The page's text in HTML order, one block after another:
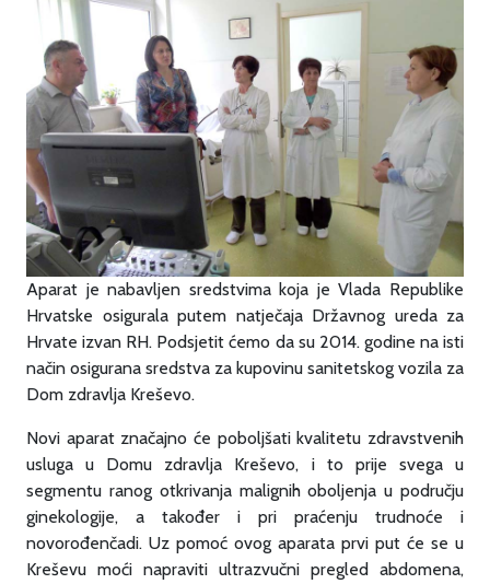
Aparat je nabavljen sredstvima koja je Vlada Republike
Hrvatske osigurala putem natječaja Državnog ureda za
Hrvate izvan RH. Podsjetit ćemo da su 2014. godine na isti
način osigurana sredstva za kupovinu sanitetskog vozila za
Dom zdravlja Kreševo.
Novi aparat značajno će poboljšati kvalitetu zdravstvenih
usluga u Domu zdravlja Kreševo, i to prije svega u
segmentu ranog otkrivanja malignih oboljenja u području
ginekologije, a također i pri praćenju trudnoće i
novorođenčadi. Uz pomoć ovog aparata prvi put će se u
Kreševu moći napraviti ultrazvučni pregled abdomena,